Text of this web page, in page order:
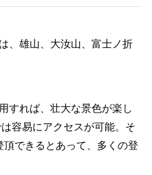
、雄山、大汝山、​​富士ノ折
すれば、壮大な景色が楽し
容易にアクセスが可能。そ
できるとあって、多くの登